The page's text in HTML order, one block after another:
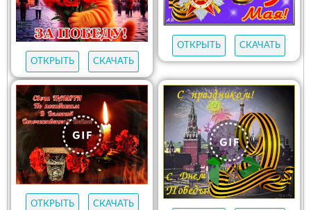
ОТКРЫТЬ СКАЧАТЬ
ОТКРЫТЬ СКАЧАТЬ
ОТКРЫТЬ
СКАЧАТЬ